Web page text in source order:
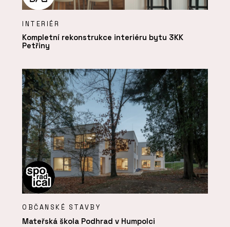
INTERIÉR
Kompletní rekonstrukce interiéru bytu 3KK
Petřiny
OBČANSKÉ STAVBY
Mateřská škola Podhrad v Humpolci